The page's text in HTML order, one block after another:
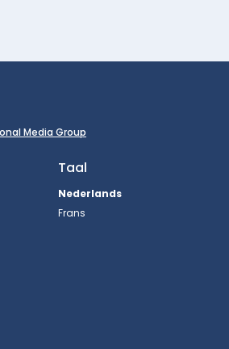
Media Group
Taal
Nederlands
Frans